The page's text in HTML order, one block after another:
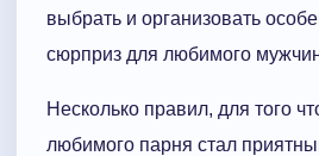
выбрать и организовать
сюрприз для любимого
Несколько правил, для того
любимого парня стал